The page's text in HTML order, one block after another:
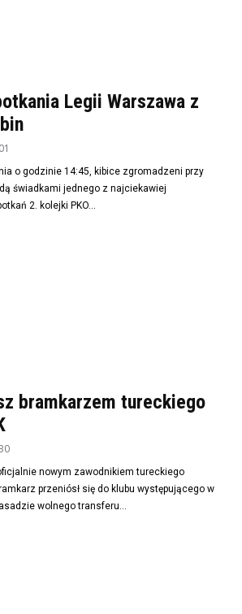
Legii Warszawa z
o godzinie 14:45, kibice zgromadzeni przy
świadkami jednego z najciekawiej
2. kolejki PKO...
bramkarzem tureckiego
nowym zawodnikiem tureckiego
przeniósł się do klubu występującego w
wolnego transferu...